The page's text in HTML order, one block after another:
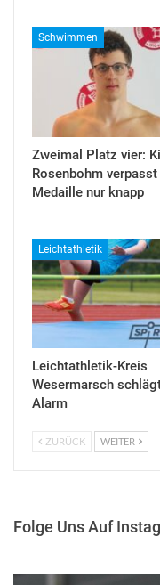
Schwimmen
Zweimal Platz vier:
Rosenbohm
Medaille nur knapp
Leichtathletik
Leichtathletik-Kreis
Wesermarsch
Alarm
ZURÜCK WEITER
Folge Uns Auf